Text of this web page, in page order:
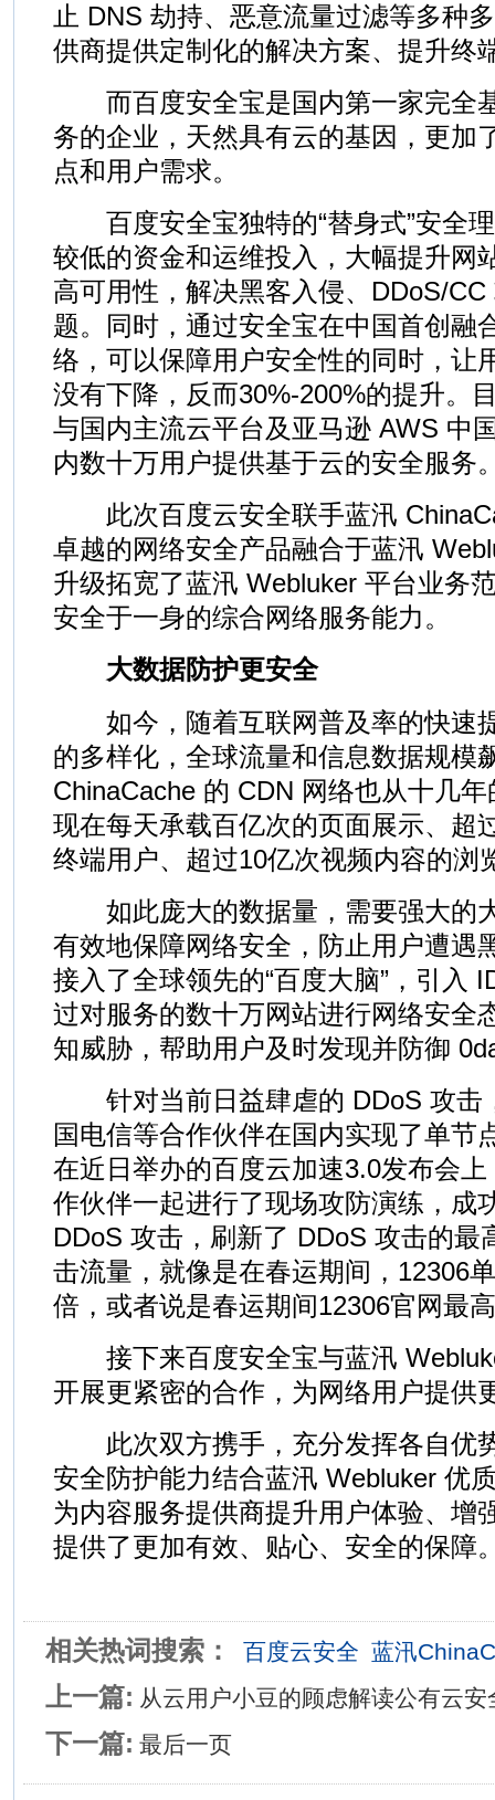
止 DNS 劫持、恶意流量过滤等多种
供商提供定制化的解决方案、提升终
而百度安全宝是国内第一家完全
务的企业，天然具有云的基因，更加
点和用户需求。
百度安全宝独特的“替身式”安全
较低的资金和运维投入，大幅提升网
高可用性，解决黑客入侵、DDoS/
题。同时，通过安全宝在中国首创融
络，可以保障用户安全性的同时，让
没有下降，反而30%-200%的提升。
与国内主流云平台及亚马逊 AWS 中
内数十万用户提供基于云的安全服务
此次百度云安全联手蓝汛
卓越的网络安全产品融合于蓝汛
升级拓宽了蓝汛 Webluker 平台业务
安全于一身的综合网络服务能力。
大数据防护更安全
如今，随着互联网普及率的快速
的多样化，全球流量和信息数据规模
ChinaCache 的 CDN 网络也从十几
现在每天承载百亿次的页面展示、超
终端用户、超过10亿次视频内容的浏
如此庞大的数据量，需要强大的
有效地保障网络安全，防止用户遭遇
接入了全球领先的“百度大脑”，引入
过对服务的数十万网站进行网络安全
知威胁，帮助用户及时发现并防御
针对当前日益肆虐的 DDoS 攻击
国电信等合作伙伴在国内实现了单节
在近日举办的百度云加速3.0发布会
作伙伴一起进行了现场攻防演练，成
DDoS 攻击，刷新了 DDoS 攻击的最
击流量，就像是在春运期间，12306
倍，或者说是春运期间12306官网最
接下来百度安全宝与蓝汛
开展更紧密的合作，为网络用户提供
此次双方携手，充分发挥各自优
安全防护能力结合蓝汛 Webluker 优
为内容服务提供商提升用户体验、增
提供了更加有效、贴心、安全的保障
相关热词搜索： 百度云安全 蓝汛
上一篇: 从云用户小豆的顾虑解读公有云安
下一篇: 最后一页